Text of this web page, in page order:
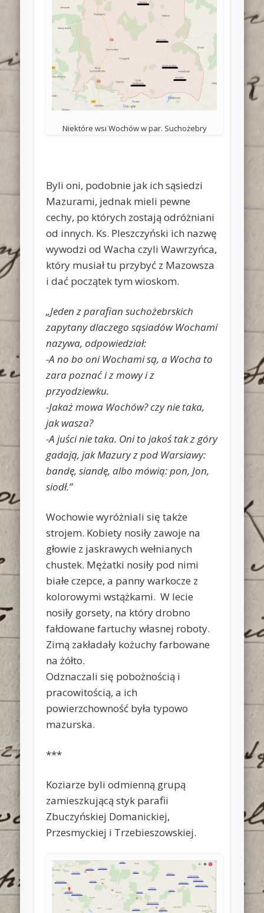
Niektóre wsi Wochów w par. Suchożebry
Byli oni, podobnie jak ich sąsiedzi
Mazurami, jednak mieli pewne
cechy, po których zostają odróżniani
od innych. Ks. Pleszczyński ich nazwę
wywodzi od Wacha czyli Wawrzyńca,
który musiał tu przybyć z Mazowsza
i dać początek tym wioskom.
„Jeden z parafian suchożebrskich
zapytany dlaczego sąsiadów Wochami
nazywa, odpowiedział:
-A no bo oni Wochami są, a Wocha to
zara poznać i z mowy i z
przyodziewku.
-Jakaż mowa Wochów? czy nie taka,
jak wasza?
-A juści nie taka. Oni to jakoś tak z góry
gadają, jak Mazury z pod Warsiawy:
bandę, siandę, albo mówią: pon, Jon,
siodł.”
Wochowie wyróżniali się także
strojem. Kobiety nosiły zawoje na
głowie z jaskrawych wełnianych
chustek. Mężatki nosiły pod nimi
białe czepce, a panny warkocze z
kolorowymi wstążkami. W lecie
nosiły gorsety, na który drobno
fałdowane fartuchy własnej roboty.
Zimą zakładały kożuchy farbowane
na żółto.
Odznaczali się pobożnością i
pracowitością, a ich
powierzchowność była typowo
mazurska.
***
Koziarze byli odmienną grupą
zamieszkującą styk parafii
Zbuczyńskiej Domanickiej,
Przesmyckiej i Trzebieszowskiej.